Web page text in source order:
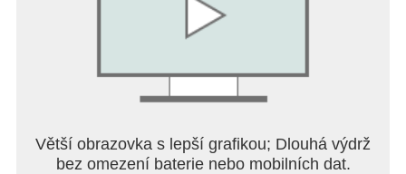
Potřebuji pomoc? Navštivte naši stránku podpory v
contact@dreamgames.com.
Větší obrazovka s lepší grafikou; Dlouhá výdrž
bez omezení baterie nebo mobilních dat.